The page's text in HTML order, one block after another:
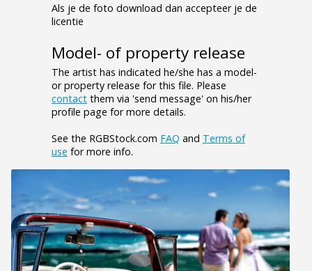
Als je de foto download dan accepteer je de
licentie
Model- of property release
The artist has indicated he/she has a model-
or property release for this file. Please
contact them via 'send message' on his/her
profile page for more details.
See the RGBStock.com FAQ and Terms of
use for more info.